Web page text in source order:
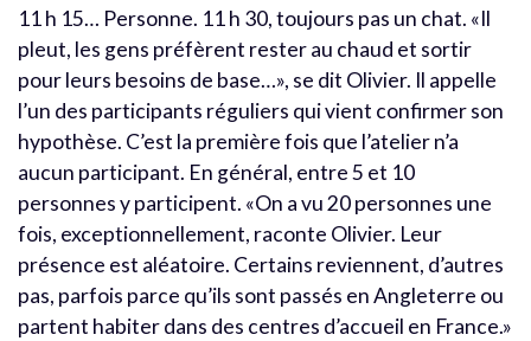
11 h 15… Personne. 11 h 30, toujours pas un chat. «Il
pleut, les gens préfèrent rester au chaud et sortir
pour leurs besoins de base…», se dit Olivier. Il appelle
l’un des participants réguliers qui vient confirmer son
hypothèse. C’est la première fois que l’atelier n’a
aucun participant. En général, entre 5 et 10
personnes y participent. «On a vu 20 personnes une
fois, exceptionnellement, raconte Olivier. Leur
présence est aléatoire. Certains reviennent, d’autres
pas, parfois parce qu’ils sont passés en Angleterre ou
partent habiter dans des centres d’accueil en France.»